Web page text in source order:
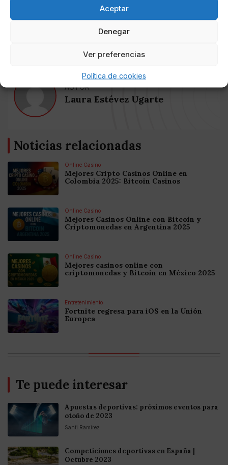
Aceptar
Denegar
Ver preferencias
Política de cookies
empezar: titular, victoria y título con un gol. Y luego
quedará para la historia que marqué en mis debuts en
el resto de competiciones”.
AUTOR
Laura Estévez Ugarte
Noticias relacionadas
Online Casino
Mejores Cripto Casinos Online en
Colombia 2025: Bitcoin Casinos
Online Casino
Mejores Casinos Online con Bitcoin y
Criptomonedas en Argentina 2025
Online Casino
Mejores casinos online con
criptomonedas y Bitcoin en México 2025
Entretenimiento
Fortnite regresa para iOS en la Unión
Europea
Te puede interesar
Apuestas deportivas: próximos eventos para
otoño de 2023
Santi Ramirez
Competiciones deportivas en España |
Octubre 2023